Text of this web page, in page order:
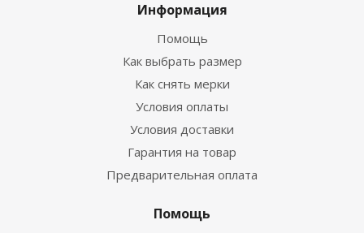
Информация
Помощь
Как выбрать размер
Как снять мерки
Условия оплаты
Условия доставки
Гарантия на товар
Предварительная оплата
Помощь